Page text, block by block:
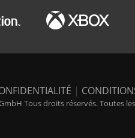
|
Tous droits réservés. Toutes